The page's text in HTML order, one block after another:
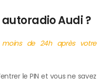
Audi ?
de 24h après votre
le PIN et vous ne savez